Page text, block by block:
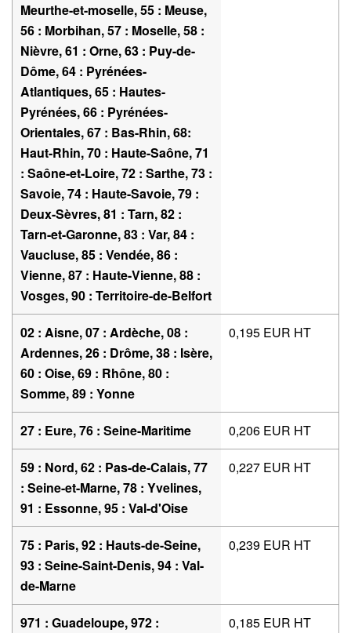
Meurthe-et-moselle, 55 : Meuse,
56 : Morbihan, 57 : Moselle, 58 :
Nièvre, 61 : Orne, 63 : Puy-de-
Dôme, 64 : Pyrénées-
Atlantiques, 65 : Hautes-
Pyrénées, 66 : Pyrénées-
Orientales, 67 : Bas-Rhin, 68:
Haut-Rhin, 70 : Haute-Saône, 71
: Saône-et-Loire, 72 : Sarthe, 73 :
Savoie, 74 : Haute-Savoie, 79 :
Deux-Sèvres, 81 : Tarn, 82 :
Tarn-et-Garonne, 83 : Var, 84 :
Vaucluse, 85 : Vendée, 86 :
Vienne, 87 : Haute-Vienne, 88 :
Vosges, 90 : Territoire-de-Belfort
02 : Aisne, 07 : Ardèche, 08 :
Ardennes, 26 : Drôme, 38 : Isère,
60 : Oise, 69 : Rhône, 80 :
Somme, 89 : Yonne
0,195 EUR HT
27 : Eure, 76 : Seine-Maritime 0,206 EUR HT
59 : Nord, 62 : Pas-de-Calais, 77
: Seine-et-Marne, 78 : Yvelines,
91 : Essonne, 95 : Val-d'Oise
0,227 EUR HT
75 : Paris, 92 : Hauts-de-Seine,
93 : Seine-Saint-Denis, 94 : Val-
de-Marne
0,239 EUR HT
971 : Guadeloupe, 972 : 0,185 EUR HT